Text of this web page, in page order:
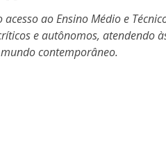
acesso ao Ensino Médio e
e autônomos, atendendo
contemporâneo.